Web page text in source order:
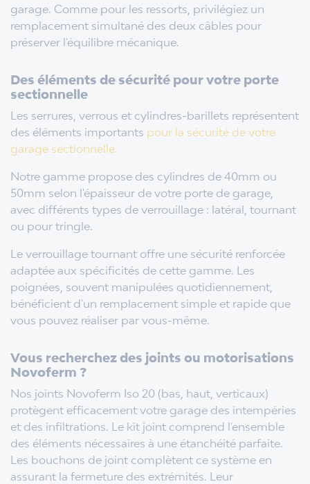
garage. Comme pour les ressorts, privilégiez un
remplacement simultané des deux câbles pour
préserver l'équilibre mécanique.
Des éléments de sécurité pour votre porte
sectionnelle
Les serrures, verrous et cylindres-barillets représentent
des éléments importants pour la sécurité de votre
garage sectionnelle.
Notre gamme propose des cylindres de 40mm ou
50mm selon l'épaisseur de votre porte de garage,
avec différents types de verrouillage : latéral, tournant
ou pour tringle.
Le verrouillage tournant offre une sécurité renforcée
adaptée aux spécificités de cette gamme. Les
poignées, souvent manipulées quotidiennement,
bénéficient d'un remplacement simple et rapide que
vous pouvez réaliser par vous-même.
Vous recherchez des joints ou motorisations
Novoferm ?
Nos joints Novoferm Iso 20 (bas, haut, verticaux)
protègent efficacement votre garage des intempéries
et des infiltrations. Le kit joint comprend l'ensemble
des éléments nécessaires à une étanchéité parfaite.
Les bouchons de joint complètent ce système en
assurant la fermeture des extrémités. Leur